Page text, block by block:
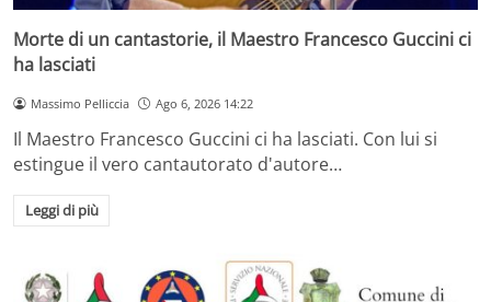
Morte di un cantastorie, il Maestro Francesco Guccini ci
ha lasciati
Massimo Pelliccia Ago 6, 2026 14:22
Il Maestro Francesco Guccini ci ha lasciati. Con lui si
estingue il vero cantautorato d'autore…
Leggi di più